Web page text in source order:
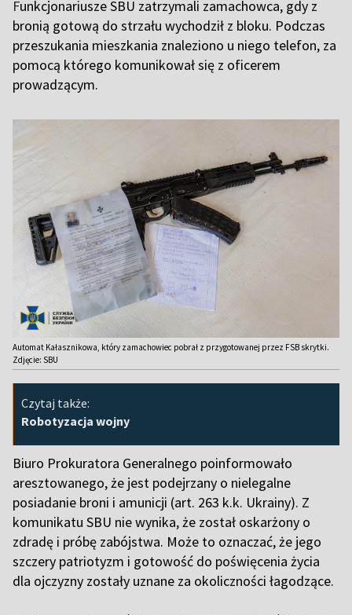
Funkcjonariusze SBU zatrzymali zamachowca, gdy z
bronią gotową do strzału wychodził z bloku. Podczas
przeszukania mieszkania znaleziono u niego telefon, za
pomocą którego komunikował się z oficerem
prowadzącym.
Automat Kałasznikowa, który zamachowiec pobrał z przygotowanej przez FSB skrytki.
Zdjęcie: SBU
Czytaj także:
Robotyzacja wojny
Biuro Prokuratora Generalnego poinformowało
aresztowanego, że jest podejrzany o nielegalne
posiadanie broni i amunicji (art. 263 k.k. Ukrainy). Z
komunikatu SBU nie wynika, że został oskarżony o
zdradę i próbę zabójstwa. Może to oznaczać, że jego
szczery patriotyzm i gotowość do poświęcenia życia
dla ojczyzny zostały uznane za okoliczności łagodzące.